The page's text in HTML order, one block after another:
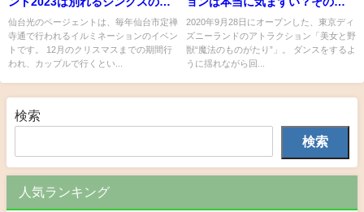
由！対策も
仙台光のページェントは、毎年仙台市定禅
寺通で行われるイルミネーションのイベン
トです。 12月のクリスマスまでの期間行
われ、カップルで行くとい...
由は？対策や実際の感想も
2020年9月28日にオープンした、東京ディ
ズニーランドのアトラクション「美女と野
獣“魔法のものがたり”」。 ダンスをするよ
うに揺れながら回...
検索
検索
人気ランキング